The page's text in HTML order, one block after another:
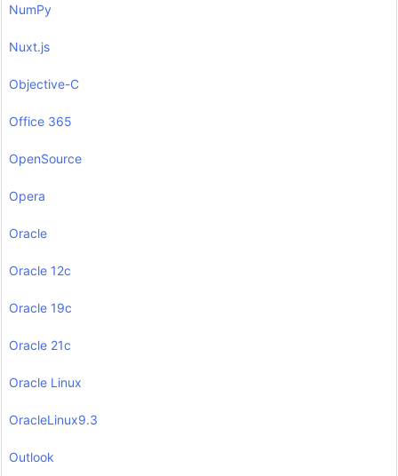
NumPy
Nuxt.js
Objective-C
Office 365
OpenSource
Opera
Oracle
Oracle 12c
Oracle 19c
Oracle 21c
Oracle Linux
OracleLinux9.3
Outlook